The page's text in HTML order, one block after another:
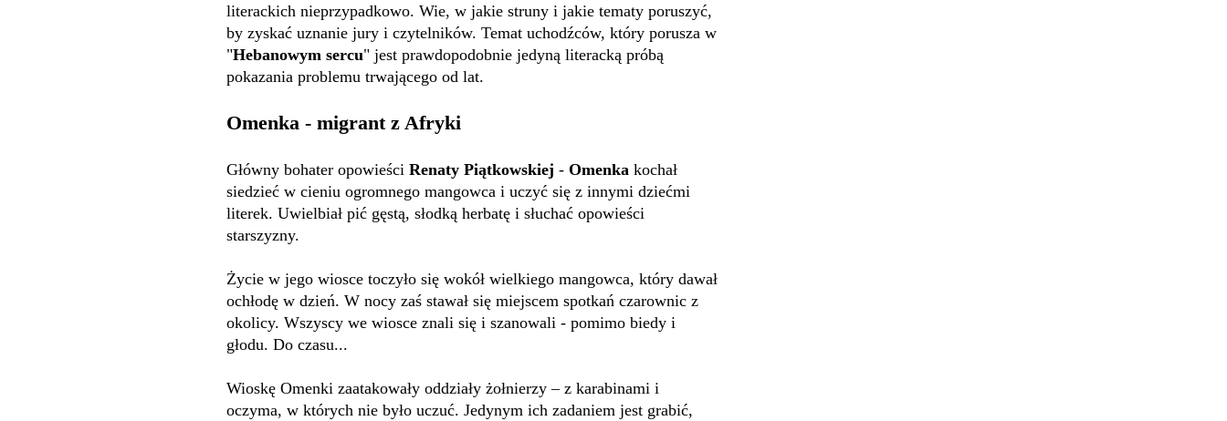
literackich nieprzypadkowo. Wie, w jakie struny i jakie tematy poruszyć,
by zyskać uznanie jury i czytelników. Temat uchodźców, który porusza w
"Hebanowym sercu" jest prawdopodobnie jedyną literacką próbą
pokazania problemu trwającego od lat.
Omenka - migrant z Afryki
Główny bohater opowieści Renaty Piątkowskiej - Omenka kochał
siedzieć w cieniu ogromnego mangowca i uczyć się z innymi dziećmi
literek. Uwielbiał pić gęstą, słodką herbatę i słuchać opowieści
starszyzny.
Życie w jego wiosce toczyło się wokół wielkiego mangowca, który dawał
ochłodę w dzień. W nocy zaś stawał się miejscem spotkań czarownic z
okolicy. Wszyscy we wiosce znali się i szanowali - pomimo biedy i
głodu. Do czasu...
Wioskę Omenki zaatakowały oddziały żołnierzy – z karabinami i
oczyma, w których nie było uczuć. Jedynym ich zadaniem jest grabić,